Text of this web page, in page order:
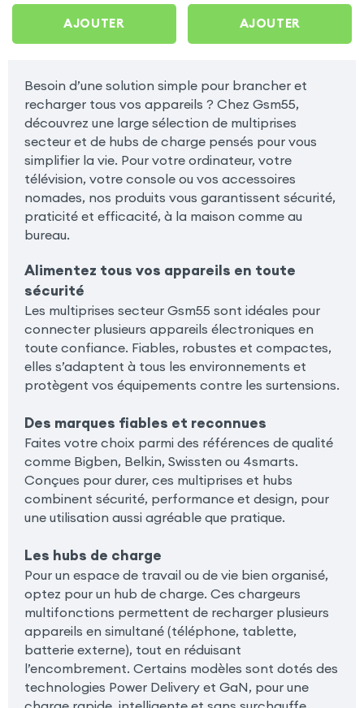
AJOUTER AJOUTER
Besoin d’une solution simple pour brancher et
recharger tous vos appareils ? Chez Gsm55,
découvrez une large sélection de multiprises
secteur et de hubs de charge pensés pour vous
simplifier la vie. Pour votre ordinateur, votre
télévision, votre console ou vos accessoires
nomades, nos produits vous garantissent sécurité,
praticité et efficacité, à la maison comme au
bureau.
Alimentez tous vos appareils en toute
sécurité
Les multiprises secteur Gsm55 sont idéales pour
connecter plusieurs appareils électroniques en
toute confiance. Fiables, robustes et compactes,
elles s’adaptent à tous les environnements et
protègent vos équipements contre les surtensions.
Des marques fiables et reconnues
Faites votre choix parmi des références de qualité
comme Bigben, Belkin, Swissten ou 4smarts.
Conçues pour durer, ces multiprises et hubs
combinent sécurité, performance et design, pour
une utilisation aussi agréable que pratique.
Les hubs de charge
Pour un espace de travail ou de vie bien organisé,
optez pour un hub de charge. Ces chargeurs
multifonctions permettent de recharger plusieurs
appareils en simultané (téléphone, tablette,
batterie externe), tout en réduisant
l’encombrement. Certains modèles sont dotés des
technologies Power Delivery et GaN, pour une